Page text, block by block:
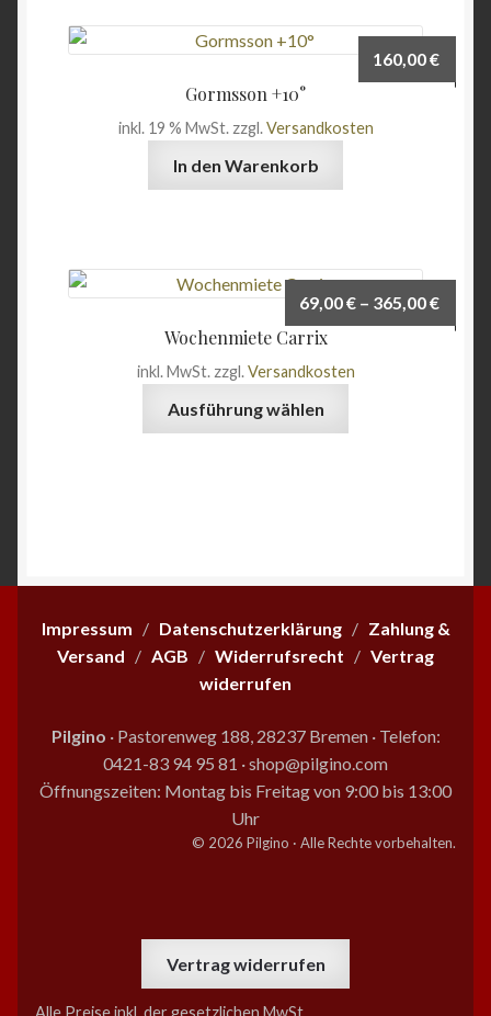
Gormsson +10°
160,00€
inkl. 19 % MwSt. zzgl.Versandkosten
In den Warenkorb
Wochenmiete Carrix
69,00€ – 365,00€
inkl. MwSt. zzgl.Versandkosten
Ausführung wählen
Optionen
gewählt
Impressum / Datenschutzerklärung/ Zahlung &
Versand / AGB / Widerrufsrecht / Vertrag
widerrufen
Pilgino · Pastorenweg 188, 28237 Bremen ·Telefon:
0421-83 94 95 81 ·shop@pilgino.com
Öffnungszeiten: Montag bis Freitag von 9:00 bis 13:00
Uhr
© 2026 Pilgino · Alle Rechte vorbehalten.
Vertrag widerrufen